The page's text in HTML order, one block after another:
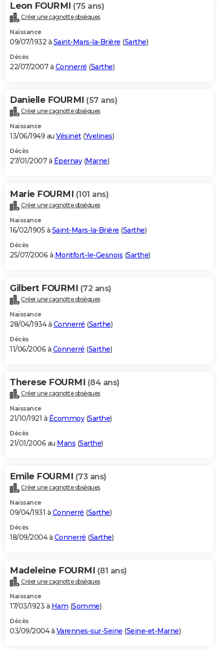
Leon FOURMI (75 ans)
Créer une cagnotte obsèques
Naissance
09/07/1932 à Saint-Mars-la-Brière (Sarthe)
Décès
22/07/2007 à Connerré (Sarthe)
Danielle FOURMI (57 ans)
Créer une cagnotte obsèques
Naissance
13/06/1949 au Vésinet(Yvelines)
Décès
27/01/2007 à Épernay(Marne)
Marie FOURMI (101 ans)
Créer une cagnotte obsèques
Naissance
16/02/1905 à Saint-Mars-la-Brière (Sarthe)
Décès
25/07/2006 à Montfort-le-Gesnois (Sarthe)
Gilbert FOURMI (72 ans)
Créer une cagnotte obsèques
Naissance
28/04/1934 à Connerré (Sarthe)
Décès
11/06/2006 à Connerré (Sarthe)
Therese FOURMI (84 ans)
Créer une cagnotte obsèques
Naissance
21/10/1921 à Écommoy(Sarthe)
Décès
21/01/2006 au Mans (Sarthe)
Emile FOURMI (73 ans)
Créer une cagnotte obsèques
Naissance
09/04/1931 à Connerré (Sarthe)
Décès
18/09/2004 à Connerré (Sarthe)
Madeleine FOURMI (81 ans)
Créer une cagnotte obsèques
Naissance
17/03/1923 à Ham (Somme)
Décès
03/09/2004 à Varennes-sur-Seine (Seine-et-Marne)